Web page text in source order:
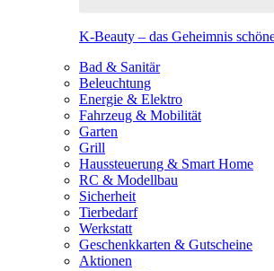
K-Beauty – das Geheimnis
Bad & Sanitär
Beleuchtung
Energie & Elektro
Fahrzeug & Mobilität
Garten
Grill
Haussteuerung & Smart Home
RC & Modellbau
Sicherheit
Tierbedarf
Werkstatt
Geschenkkarten & Gutscheine
Aktionen